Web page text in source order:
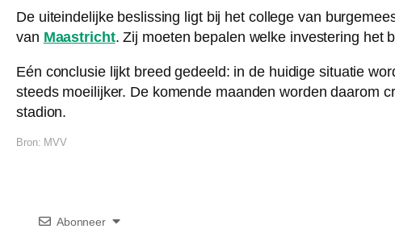
De uiteindelijke beslissing ligt bij het college van
van Maastricht. Zij moeten bepalen welke investering het
Eén conclusie lijkt breed gedeeld: in de huidige situatie
steeds moeilijker. De komende maanden worden daarom
stadion.
Bron: MVV
Abonneer